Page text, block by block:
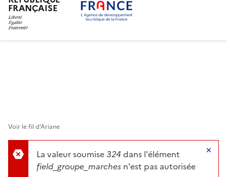
FRANÇAISE
Voir le fil d’Ariane
La valeur soumise324 dans l'élément
field_groupe_marches n'est pas autorisée